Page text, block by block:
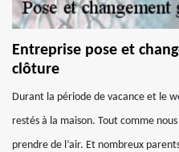
Entreprise pose et
clôture
Durant la période de vacance et le
restés à la maison. Tout comme
prendre de l’air. Et nombreux